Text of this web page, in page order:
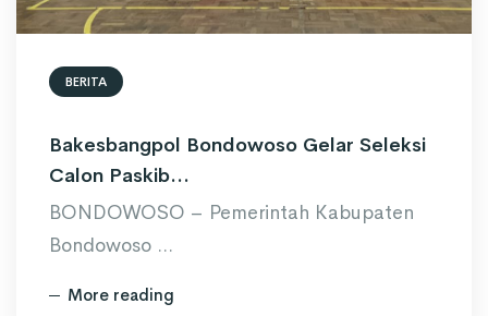
BERITA
Bakesbangpol Bondowoso Gelar Seleksi
Calon Paskib...
BONDOWOSO – Pemerintah Kabupaten
Bondowoso ...
More reading